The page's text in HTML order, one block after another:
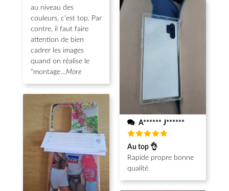
au niveau des
couleurs, c'est top. Par
contre, il faut faire
attention de bien
cadrer les images
quand on réalise le
"montage...More
A****** J******
Note5
sur 5
Au top 👌
Rapide propre bonne
qualité